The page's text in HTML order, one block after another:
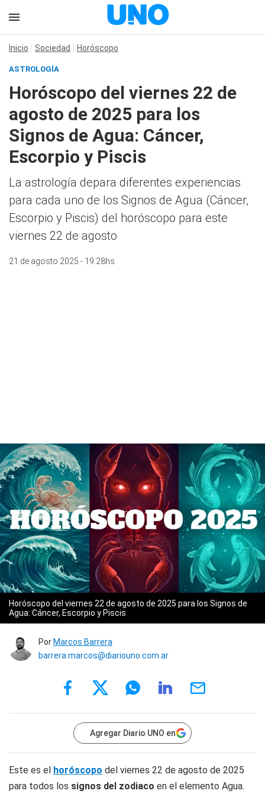
Inicio Sociedad Horóscopo
ASTROLOGÍA
Horóscopo del viernes 22 de
agosto de 2025 para los
Signos de Agua: Cáncer,
Escorpio y Piscis
La astrología depara diferentes experiencias
para cada uno de los Signos de Agua (Cáncer,
Escorpio y Piscis) del horóscopo para este
viernes 22 de agosto
21 de agosto 2025 - 19:28hs
Horóscopo del viernes 22 de agosto de 2025 para los Signos de
Agua: Cáncer, Escorpio y Piscis
Por Marcos Barrera
barrera.marcos@diariouno.com.ar
Agregar Diario UNO en
Este es el horóscopo del viernes 22 de agosto de 2025
para todos los signos del zodiaco en el elemento Agua.